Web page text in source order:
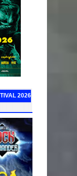
2026